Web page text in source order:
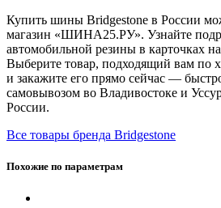
Купить шины Bridgestone в России
магазин «ШИНА25.РУ». Узнайте
автомобильной резины в карточках
Выберите товар, подходящий вам по
и закажите его прямо сейчас —
самовывозом во Владивостоке и
России.
Все товары бренда Bridgestone
Похожие по параметрам